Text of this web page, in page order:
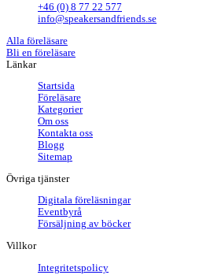
+46 (0) 8 77 22 577
info@speakersandfriends.se
Alla föreläsare
Bli en föreläsare​
Länkar
Startsida
Föreläsare
Kategorier
Om oss
Kontakta oss
Blogg
Sitemap
Övriga tjänster
Digitala föreläsningar
Eventbyrå
Försäljning av böcker
Villkor
Integritetspolicy